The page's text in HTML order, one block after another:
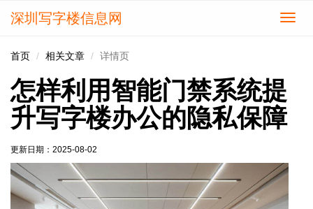
切
深圳写字楼信息网
首页 相关文章 详情页
怎样利用智能门禁系统提
升写字楼办公的隐私保障
更新日期： 2025-08-02